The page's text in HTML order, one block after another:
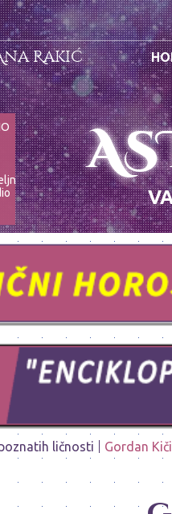
Rakić
ličnosti Gordan